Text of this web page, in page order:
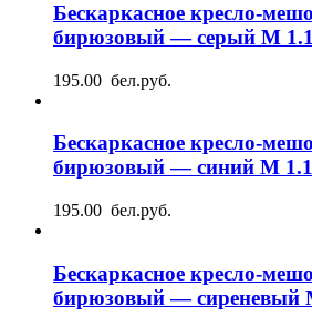
Бескаркасное кресло-
бирюзовый — серый М
195.00 бел.руб.
Бескаркасное кресло-
бирюзовый — синий М
195.00 бел.руб.
Бескаркасное кресло-
бирюзовый — сиреневый